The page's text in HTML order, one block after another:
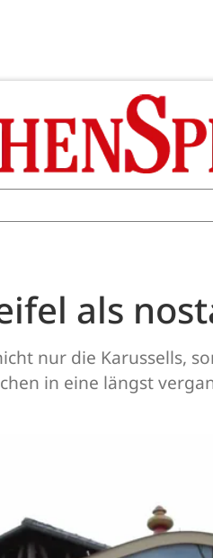
als
nur die Karussells,
in eine längst